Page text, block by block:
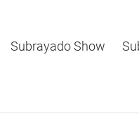
Subrayado Show